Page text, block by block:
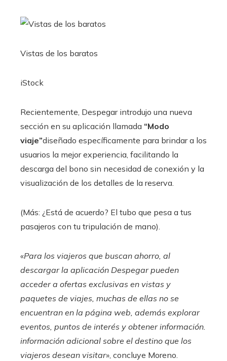
Vistas de los baratos
iStock
Recientemente, Despegar introdujo una nueva
sección en su aplicación llamada “Modo
viaje”diseñado específicamente para brindar a los
usuarios la mejor experiencia, facilitando la
descarga del bono sin necesidad de conexión y la
visualización de los detalles de la reserva.
(Más: ¿Está de acuerdo? El tubo que pesa a tus
pasajeros con tu tripulación de mano).
«Para los viajeros que buscan ahorro, al
descargar la aplicación Despegar pueden
acceder a ofertas exclusivas en vistas y
paquetes de viajes, muchas de ellas no se
encuentran en la página web, además explorar
eventos, puntos de interés y obtener información.
información adicional sobre el destino que los
viajeros desean visitar», concluye Moreno.